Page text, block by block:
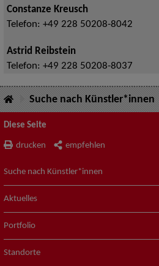
Constanze Kreusch
Telefon: +49 228 50208-8042
Astrid Reibstein
Telefon: +49 228 50208-8037
Suche nach Künstler*innen
Diese Seite
drucken empfehlen
Suche nach Künstler*innen
Aktuelles
Portfolio
Standorte